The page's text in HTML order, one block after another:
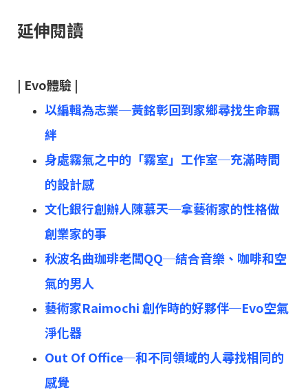
延伸閱讀
| Evo體驗 |
以編輯為志業─黃銘彰回到家鄉尋找生命羈
絆
身處霧氣之中的「霧室」工作室─充滿時間
的設計感
⽂化銀⾏創辦⼈陳慕天─拿藝術家的性格做
創業家的事​
秋波名曲珈琲老闆QQ─結合音樂、咖啡和空
氣的男人
藝術家Raimochi 創作時的好夥伴─Evo空氣
淨化器
Out Of Office─和不同領域的人尋找相同的
感覺